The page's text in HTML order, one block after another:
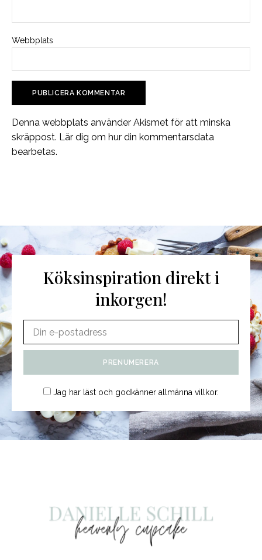
Webbplats
Denna webbplats använder Akismet för att minska
skräppost. Lär dig om hur din kommentarsdata
bearbetas.
Köksinspiration direkt i
inkorgen!
Jag har läst och godkänner allmänna villkor.